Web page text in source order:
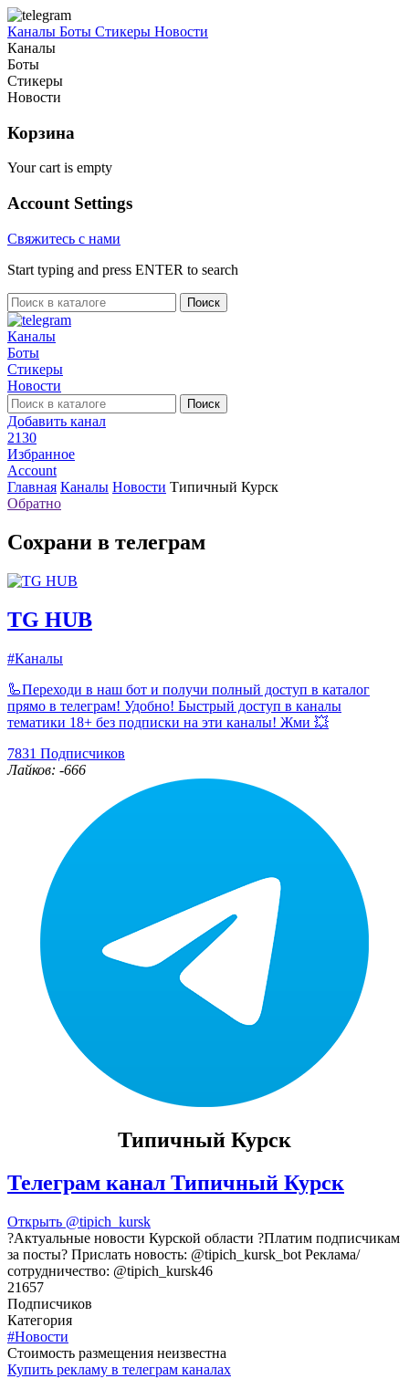
Каналы Боты Стикеры Новости
Каналы
Боты
Стикеры
Новости
Корзина
Your cart is empty
Account Settings
Свяжитесь с нами
Start typing and press ENTER to search
Поиск
Каналы
Боты
Стикеры
Новости
Поиск
Добавить канал
2130
Избранное
Account
Главная Каналы Новости Типичный Курск
Обратно
Сохрани в телеграм
TG HUB
#Каналы
🦾Переходи в наш бот и получи полный доступ в каталог
прямо в телеграм! Удобно! Быстрый доступ в каналы
тематики 18+ без подписки на эти каналы! Жми 💥
7831 Подписчиков
Лайков: -666
Типичный Курск
Телеграм канал Типичный Курск
Открыть @tipich_kursk
?Актуальные новости Курской области ?Платим подписчикам
за посты? Прислать новость: @tipich_kursk_bot Реклама/
сотрудничество: @tipich_kursk46
21657
Подписчиков
Категория
#Новости
Cтоимость размещения неизвестна
Купить рекламу в телеграм каналах